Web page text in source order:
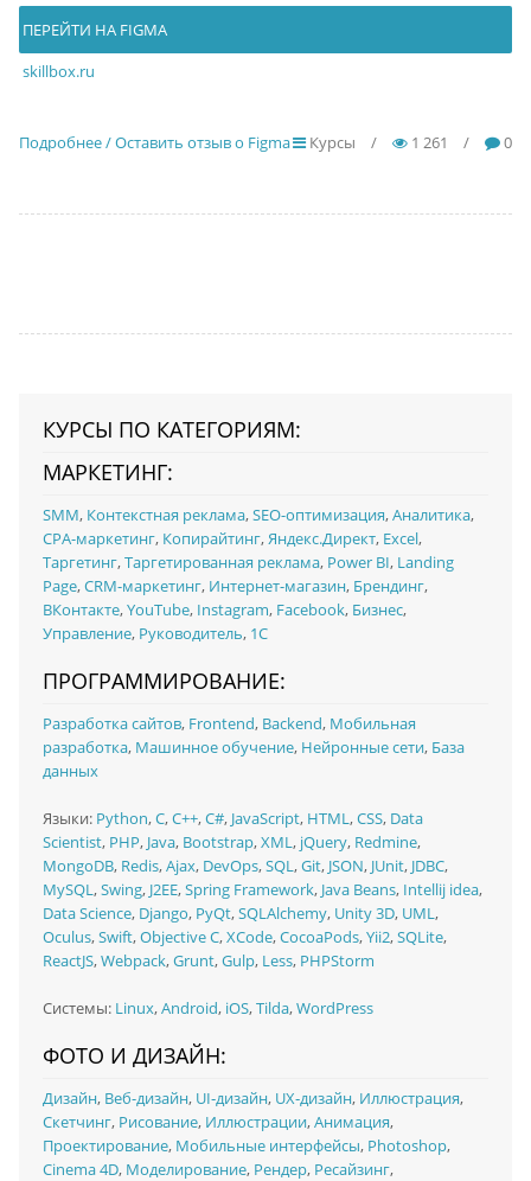
ПЕРЕЙТИ НА FIGMA
skillbox.ru
Подробнее / Оставить отзыв о Figma Курсы / 1 261 / 0
КУРСЫ ПО КАТЕГОРИЯМ:
МАРКЕТИНГ:
SMM, Контекстная реклама,SEO-оптимизация,Аналитика,
CPA-маркетинг, Копирайтинг,Яндекс.Директ, Excel,
Таргетинг,Таргетированная реклама, Power BI, Landing
Page,CRM-маркетинг, Интернет-магазин, Брендинг,
ВКонтакте,YouTube, Instagram, Facebook, Бизнес,
Управление, Руководитель, 1C
ПРОГРАММИРОВАНИЕ:
Разработка сайтов, Frontend, Backend, Мобильная
разработка, Машинное обучение, Нейронные сети, База
данных
Языки: Python,C,C++,C#, JavaScript, HTML,CSS, Data
Scientist, PHP, Java, Bootstrap,XML, jQuery, Redmine,
MongoDB, Redis,Ajax, DevOps,SQL,Git, JSON, JUnit, JDBC,
MySQL,Swing, J2EE,Spring Framework, Java Beans, Intellij idea,
Data Science, Django, PyQt,SQLAlchemy, Unity 3D, UML,
Oculus,Swift,Objective C,XCode,CocoaPods,Yii2,SQLite,
ReactJS,Webpack,Grunt,Gulp, Less, PHPStorm
Системы: Linux,Android, iOS,Tilda,WordPress
ФОТО И ДИЗАЙН:
Дизайн, Веб-дизайн, UI‑дизайн, UX‑дизайн, Иллюстрация,
Скетчинг, Рисование, Иллюстрации,Анимация,
Проектирование, Мобильные интерфейсы, Photoshop,
Cinema 4D, Моделирование, Рендер, Ресайзинг,